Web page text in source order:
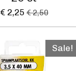
€ 2,25 € 2,50
Sale!